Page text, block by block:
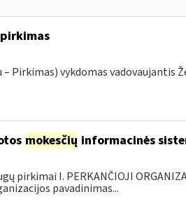
vykdomas vadovaujantis
mokesčių informacinės
pirkimai I. PERKANČIOJI
pavadinimas...